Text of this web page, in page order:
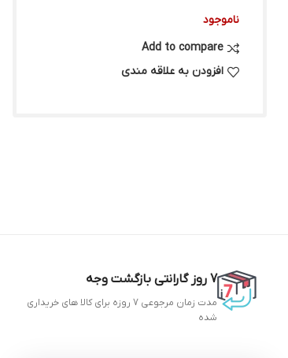
ناموجود
Add to compare
افزودن به علاقه مندی
7 روز گارانتی بازگشت وجه
مدت زمان مرجوعی 7 روزه برای کالا های خریداری
شده